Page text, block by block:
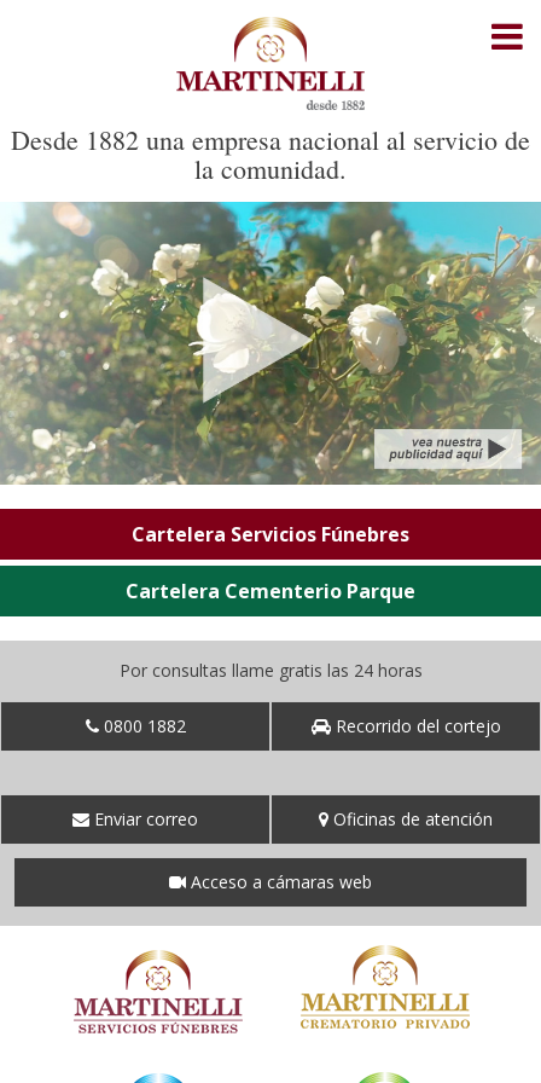
Inicio
Cartelera Servicios Fúnebres
Cartelera Cementerio Parque
Recorrido del cortejo
Noticias
Oficinas
Contacto
Desde 1882 una empresa nacional al servicio de
la comunidad.
Cartelera Servicios Fúnebres
Cartelera Cementerio Parque
Por consultas llame gratis las 24 horas
0800 1882
Enviar correo
Recorrido del cortejo
Oficinas de atención
Acceso a cámaras web